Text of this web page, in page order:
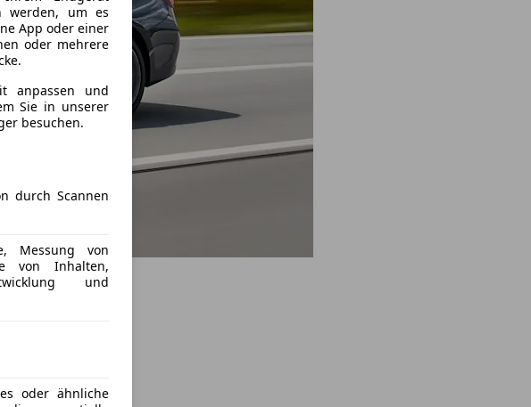
werden, um es
App oder einer
oder mehrere
anpassen und
Sie in unserer
besuchen.
durch Scannen
Messung von
von Inhalten,
und
oder ähnliche